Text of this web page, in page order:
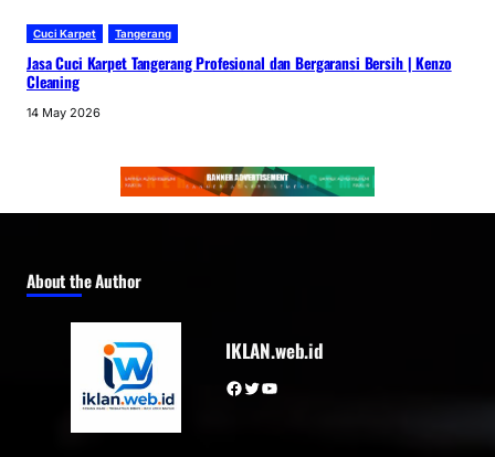
Cuci Karpet Tangerang
Jasa Cuci Karpet Tangerang Profesional dan Bergaransi Bersih | Kenzo
Cleaning
14 May 2026
About the Author
IKLAN.web.id
Facebook Twitter YouTube